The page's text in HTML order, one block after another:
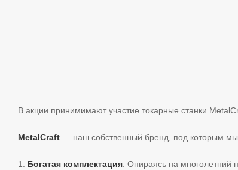
В акции принимимают участие токарные станки
MetalCraft — наш собственный бренд, под которым мы
1. Богатая комплектация. Опираясь на многолетний